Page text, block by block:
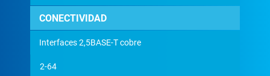
CONECTIVIDAD
Interfaces 2,5BASE-T cobre
2-64